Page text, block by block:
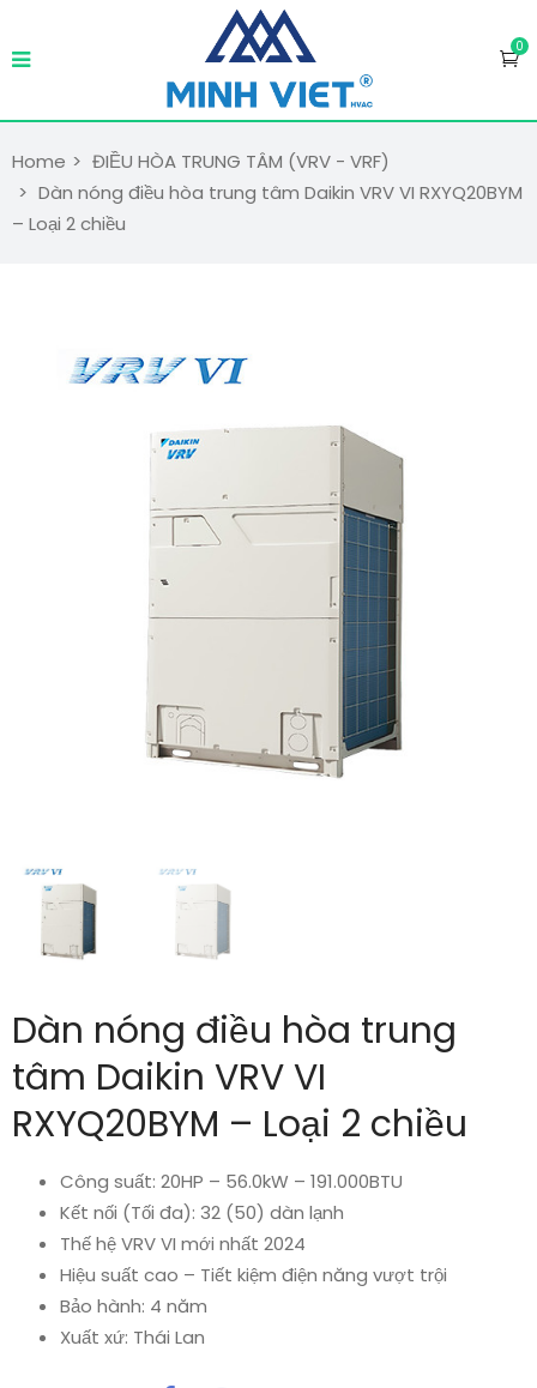
0
Home
ĐIỀU HÒA TRUNG TÂM (VRV - VRF)
Dàn nóng điều hòa trung tâm Daikin VRV VI RXYQ20BYM
– Loại 2 chiều
Dàn nóng điều hòa trung
tâm Daikin VRV VI
RXYQ20BYM – Loại 2 chiều
Công suất: 20HP – 56.0kW – 191.000BTU
Kết nối (Tối đa): 32 (50) dàn lạnh
Thế hệ VRV VI mới nhất 2024
Hiệu suất cao – Tiết kiệm điện năng vượt trội
Bảo hành: 4 năm
Xuất xứ: Thái Lan